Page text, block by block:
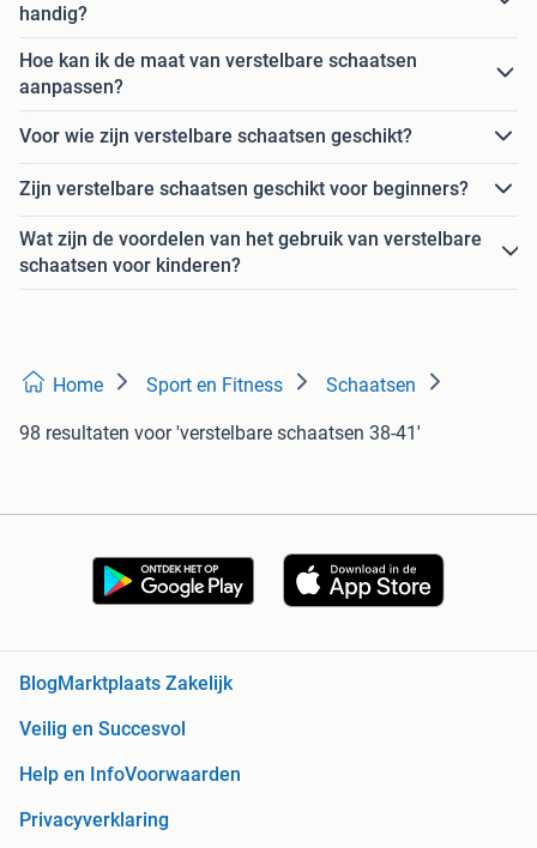
handig?
Hoe kan ik de maat van verstelbare schaatsen
aanpassen?
Voor wie zijn verstelbare schaatsen geschikt?
Zijn verstelbare schaatsen geschikt voor beginners?
Wat zijn de voordelen van het gebruik van verstelbare
schaatsen voor kinderen?
Home Sport en Fitness Schaatsen
98 resultaten voor 'verstelbare schaatsen 38-41'
BlogMarktplaats Zakelijk
Veilig en Succesvol
Help en InfoVoorwaarden
Privacyverklaring